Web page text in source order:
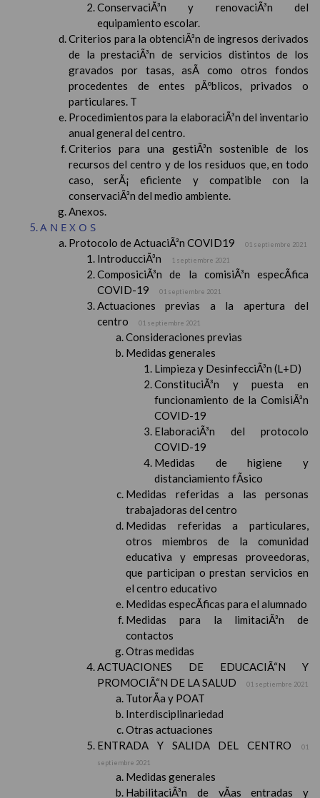
ConservaciÃ³n y renovaciÃ³n del
equipamiento escolar.
Criterios para la obtenciÃ³n de ingresos derivados
de la prestaciÃ³n de servicios distintos de los
gravados por tasas, asÃ­ como otros fondos
procedentes de entes pÃºblicos, privados o
particulares. T
Procedimientos para la elaboraciÃ³n del inventario
anual general del centro.
Criterios para una gestiÃ³n sostenible de los
recursos del centro y de los residuos que, en todo
caso, serÃ¡ eficiente y compatible con la
conservaciÃ³n del medio ambiente.
Anexos.
ANEXOS
Protocolo de ActuaciÃ³n COVID19 01 septiembre 2021
IntroducciÃ³n 1 septiembre 2021
ComposiciÃ³n de la comisiÃ³n especÃ­fica
COVID-19
01 septiembre 2021
Actuaciones previas a la apertura del
centro
01 septiembre 2021
Consideraciones previas
Medidas generales
Limpieza y DesinfecciÃ³n (L+D)
ConstituciÃ³n y puesta en
funcionamiento de la ComisiÃ³n
COVID-19
ElaboraciÃ³n del protocolo
COVID-19
Medidas de higiene y
distanciamiento fÃ­sico
Medidas referidas a las personas
trabajadoras del centro
Medidas referidas a particulares,
otros miembros de la comunidad
educativa y empresas proveedoras,
que participan o prestan servicios en
el centro educativo
Medidas especÃ­ficas para el alumnado
Medidas para la limitaciÃ³n de
contactos
Otras medidas
ACTUACIONES DE EDUCACIÃ“N Y
PROMOCIÃ“N DE LA SALUD
01 septiembre 2021
TutorÃ­a y POAT
Interdisciplinariedad
Otras actuaciones
ENTRADA Y SALIDA DEL CENTRO
01
septiembre 2021
Medidas generales
HabilitaciÃ³n de vÃ­as entradas y